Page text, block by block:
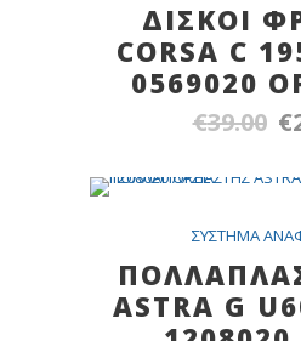
ΔΙΣΚΟΙ
CORSA C
0569020
€39.00 €
ΣYΣTHMA
ASTRA G